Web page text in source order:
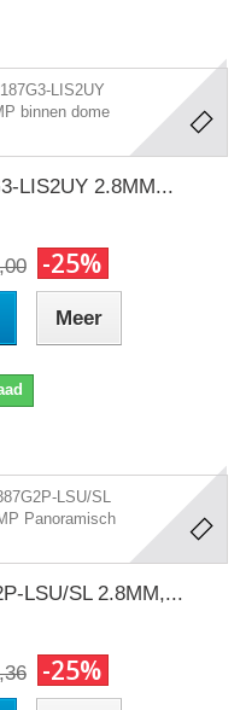
LIS2UY 2.8MM...
-25%
Meer
LSU/SL 2.8MM,...
-25%